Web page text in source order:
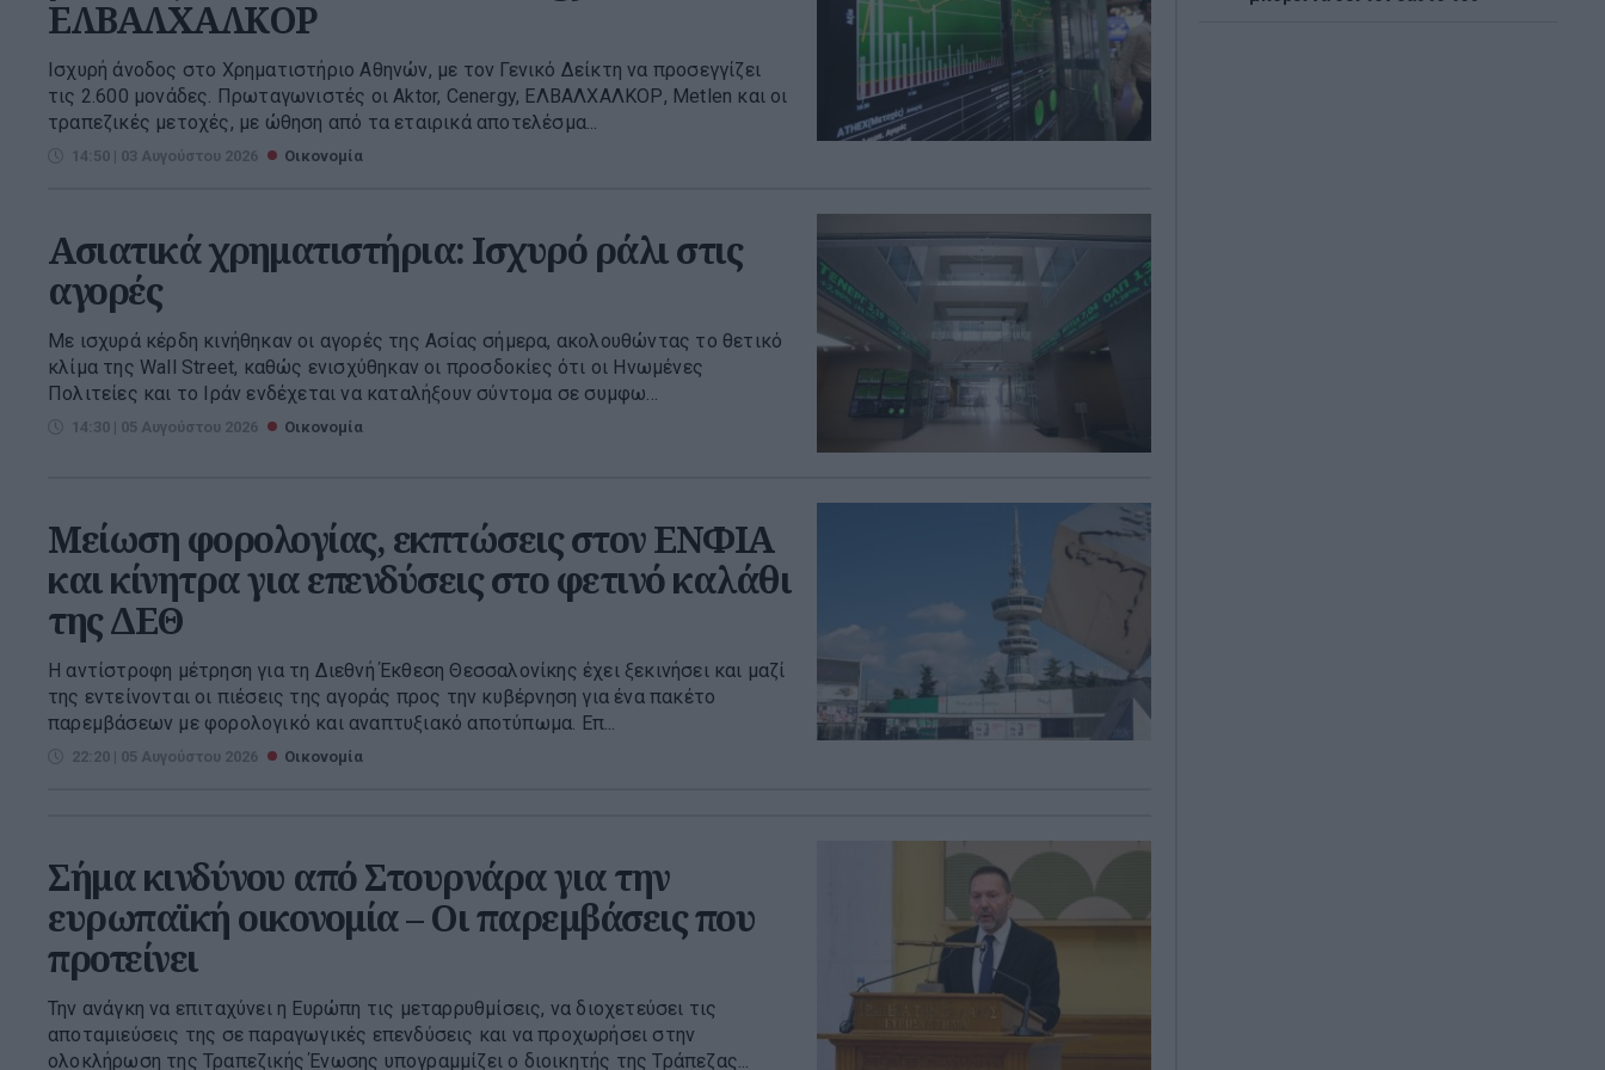
ΕΛΒΑΛΧΑΛΚΟΡ
Ισχυρή άνοδος στο Χρηματιστήριο Αθηνών, με τον Γενικό Δείκτη να προσεγγίζει
τις 2.600 μονάδες. Πρωταγωνιστές οι Aktor, Cenergy, ΕΛΒΑΛΧΑΛΚΟΡ, Metlen και οι
τραπεζικές μετοχές, με ώθηση από τα εταιρικά αποτελέσμα...
14:50 | 03 Αυγούστου 2026 Οικονομία
Ασιατικά χρηματιστήρια: Ισχυρό ράλι στις
αγορές
Με ισχυρά κέρδη κινήθηκαν οι αγορές της Ασίας σήμερα, ακολουθώντας το θετικό
κλίμα της Wall Street, καθώς ενισχύθηκαν οι προσδοκίες ότι οι Ηνωμένες
Πολιτείες και το Ιράν ενδέχεται να καταλήξουν σύντομα σε συμφω...
14:30 | 05 Αυγούστου 2026 Οικονομία
Μείωση φορολογίας, εκπτώσεις στον ΕΝΦΙΑ
και κίνητρα για επενδύσεις στο φετινό καλάθι
της ΔΕΘ
Η αντίστροφη μέτρηση για τη Διεθνή Έκθεση Θεσσαλονίκης έχει ξεκινήσει και μαζί
της εντείνονται οι πιέσεις της αγοράς προς την κυβέρνηση για ένα πακέτο
παρεμβάσεων με φορολογικό και αναπτυξιακό αποτύπωμα. Επ...
22:20 | 05 Αυγούστου 2026 Οικονομία
Σήμα κινδύνου από Στουρνάρα για την
ευρωπαϊκή οικονομία – Οι παρεμβάσεις που
προτείνει
Την ανάγκη να επιταχύνει η Ευρώπη τις μεταρρυθμίσεις, να διοχετεύσει τις
αποταμιεύσεις της σε παραγωγικές επενδύσεις και να προχωρήσει στην
ολοκλήρωση της Τραπεζικής Ένωσης υπογραμμίζει ο διοικητής της Τράπεζας...